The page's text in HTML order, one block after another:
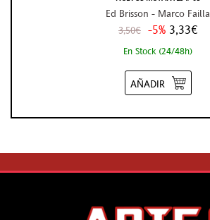
Ed Brisson - Marco Failla
3,50€ -5% 3,33€
En Stock (24/48h)
AÑADIR